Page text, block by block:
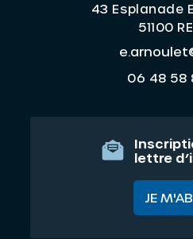
43 Esplanade
51100
06 48 58
lettre
JE